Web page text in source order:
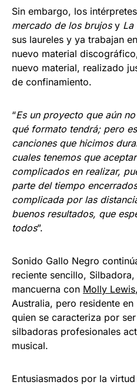
Sin embargo, los
mercado de los brujosy La
sus laureles y ya trabajan
nuevo material
nuevo material, realizado
de confinamiento.
“Es un proyecto que aún
qué formato tendrá; pero
canciones que hicimos
cuales tenemos que
complicados en realizar,
parte del tiempo
complicada por las
buenos resultados, que
todos”.
Sonido Gallo Negro
reciente sencillo,
mancuerna con Molly Lewis
Australia, pero residente
quien se caracteriza por
silbadoras profesionales
musical.
Entusiasmados por la